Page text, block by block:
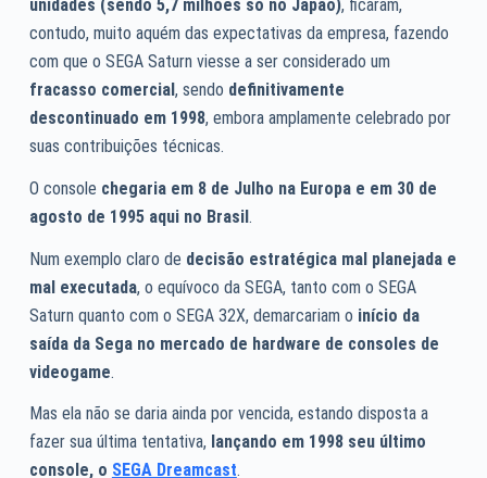
unidades (sendo 5,7 milhões só no Japão), ficaram,
contudo, muito aquém das expectativas da empresa, fazendo
com que o SEGA Saturn viesse a ser considerado um
fracasso comercial, sendo definitivamente
descontinuado em 1998, embora amplamente celebrado por
suas contribuições técnicas.
O console chegaria em 8 de Julho na Europa e em 30 de
agosto de 1995 aqui no Brasil.
Num exemplo claro de decisão estratégica mal planejada e
mal executada, o equívoco da SEGA, tanto com o SEGA
Saturn quanto com o SEGA 32X, demarcariam o início da
saída da Sega no mercado de hardware de consoles de
videogame.
Mas ela não se daria ainda por vencida, estando disposta a
fazer sua última tentativa, lançando em 1998 seu último
console, o SEGA Dreamcast.